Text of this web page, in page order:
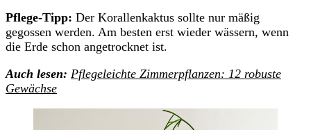
Pflege-Tipp: Der Korallenkaktus sollte nur mäßig
gegossen werden. Am besten erst wieder wässern, wenn
die Erde schon angetrocknet ist.
Auch lesen: Pflegeleichte Zimmerpflanzen: 12 robuste
Gewächse